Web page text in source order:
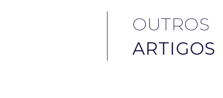
OUTROS
ARTIGOS